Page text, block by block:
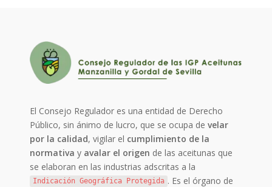
El Consejo Regulador es una entidad de Derecho
Público, sin ánimo de lucro, que se ocupa develar
por la calidad, vigilar el cumplimiento de la
normativa y avalar el origen de las aceitunas que
se elaboran en las industrias adscritas a la
Indicación Geográfica Protegida . Es el órgano de